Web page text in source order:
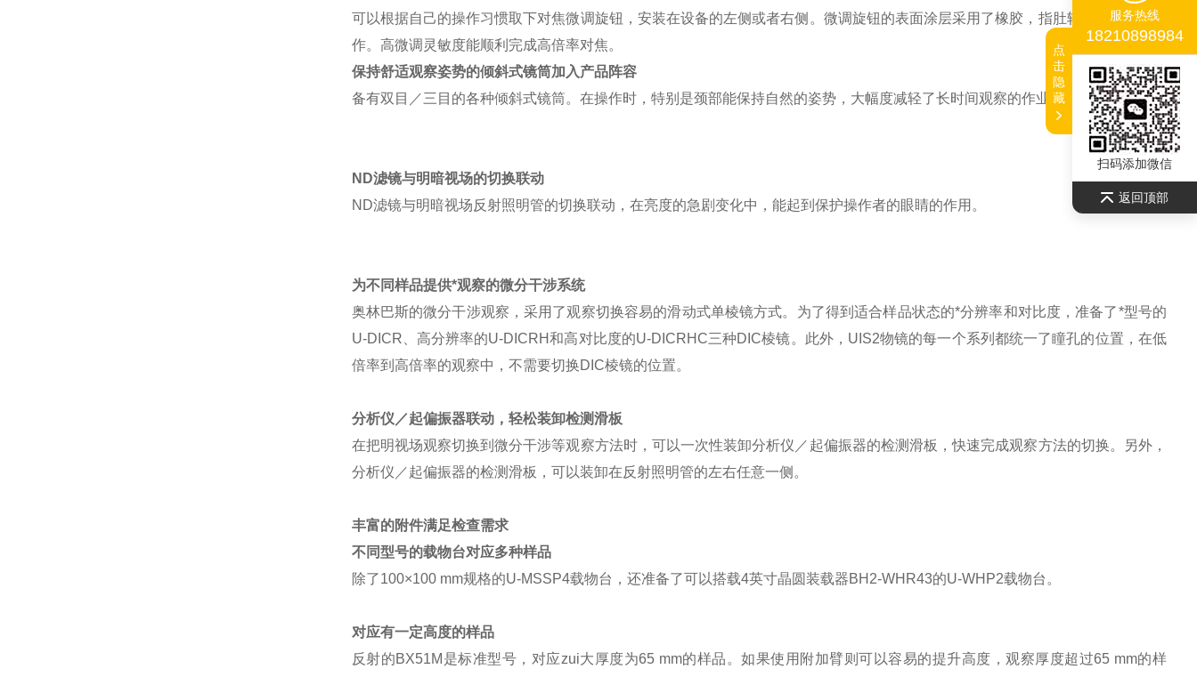
可以根据自己的操作习惯取下对焦微调旋钮，安装在设备的左侧或者右侧。微调旋钮的表面涂层采用了橡胶，指肚轻轻接触便能操
作。高微调灵敏度能顺利完成高倍率对焦。
保持舒适观察姿势的倾斜式镜筒加入产品阵容
备有双目／三目的各种倾斜式镜筒。在操作时，特别是颈部能保持自然的姿势，大幅度减轻了长时间观察的作业疲劳。
ND滤镜与明暗视场的切换联动
ND滤镜与明暗视场反射照明管的切换联动，在亮度的急剧变化中，能起到保护操作者的眼睛的作用。
为不同样品提供*观察的微分干涉系统
奥林巴斯的微分干涉观察，采用了观察切换容易的滑动式单棱镜方式。为了得到适合样品状态的*分辨率和对比度，准备了*型号的
U-DICR、高分辨率的U-DICRH和高对比度的U-DICRHC三种DIC棱镜。此外，UIS2物镜的每一个系列都统一了瞳孔的位置，在低
倍率到高倍率的观察中，不需要切换DIC棱镜的位置。
分析仪／起偏振器联动，轻松装卸检测滑板
在把明视场观察切换到微分干涉等观察方法时，可以一次性装卸分析仪／起偏振器的检测滑板，快速完成观察方法的切换。另外，
分析仪／起偏振器的检测滑板，可以装卸在反射照明管的左右任意一侧。
丰富的附件满足检查需求
不同型号的载物台对应多种样品
除了100×100 mm规格的U-MSSP4载物台，还准备了可以搭载4英寸晶圆装载器BH2-WHR43的U-WHP2载物台。
对应有一定高度的样品
反射的BX51M是标准型号，对应zui大厚度为65 mm的样品。如果使用附加臂则可以容易的提升高度，观察厚度超过65 mm的样
服务热线
18210898984
扫码添加微信
返回顶部
点
击
隐
藏